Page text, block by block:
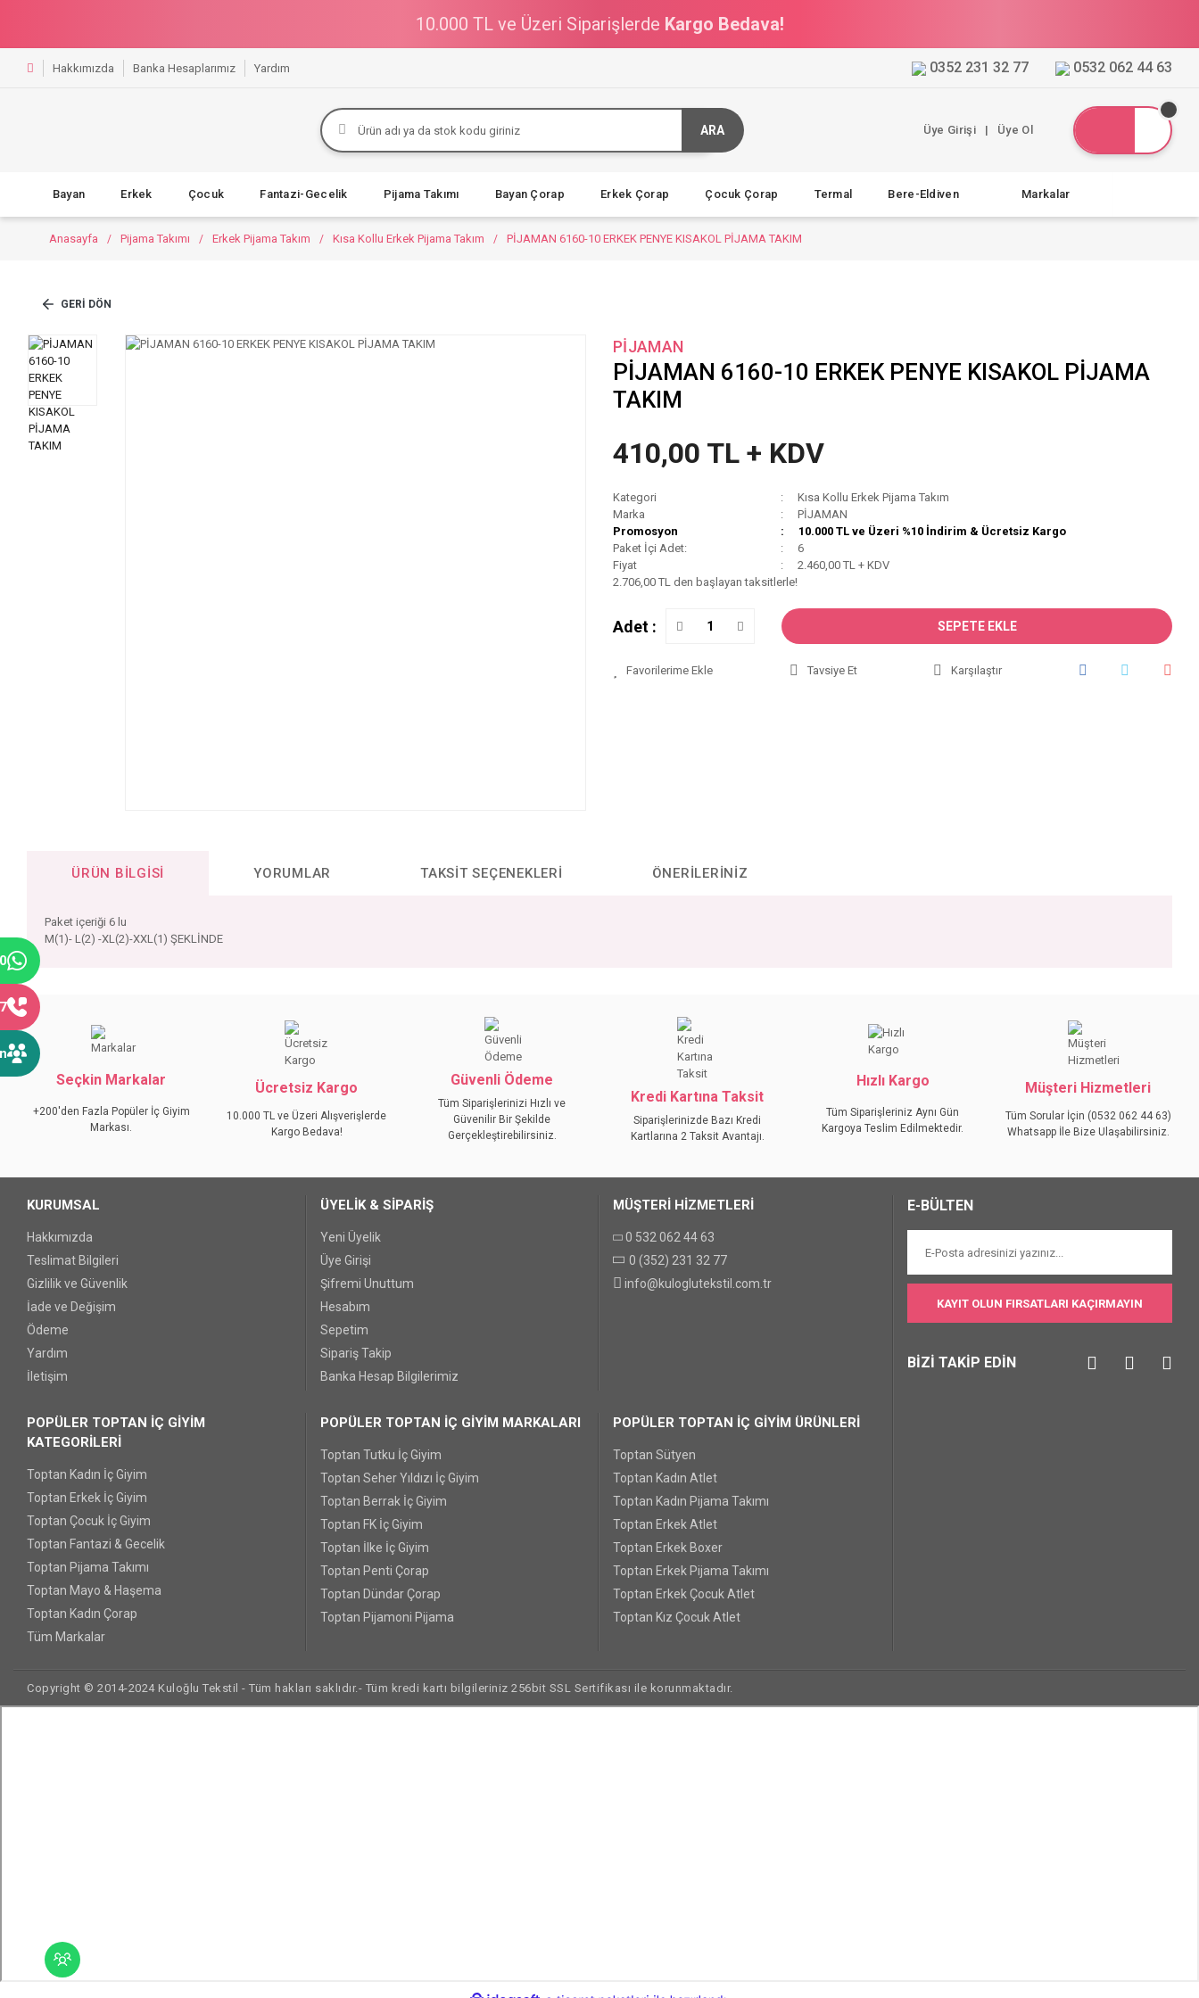
10.000 TL ve Üzeri Siparişlerde Kargo Bedava!
Hakkımızda Banka Hesaplarımız Yardım 0352 231 32 77 0532 062 44 63
ARA Üye Girişi | Üye Ol
Bayan Erkek Çocuk Fantazi-Gecelik Pijama Takımı Bayan Çorap Erkek Çorap Çocuk Çorap Termal Bere-Eldiven Markalar
Anasayfa Pijama Takımı Erkek Pijama Takım Kısa Kollu Erkek Pijama Takım PİJAMAN 6160-10 ERKEK PENYE KISAKOL PİJAMA TAKIM
GERI DÖN
PİJAMAN
PİJAMAN 6160-10 ERKEK PENYE KISAKOL PİJAMA
TAKIM
410,00 TL + KDV
Kategori
Kısa Kollu Erkek Pijama Takım
Marka
PİJAMAN
Promosyon
10.000 TL ve Üzeri %10 İndirim & Ücretsiz Kargo
Paket İçi Adet:
6
Fiyat
2.460,00 TL + KDV
2.706,00 TL den başlayan taksitlerle!
Adet : SEPETE EKLE
Tavsiye Et Karşılaştır
ÜRÜN BILGISI YORUMLAR TAKSIT SEÇENEKLERI ÖNERILERINIZ
Paket içeriği 6 lu
M(1)- L(2) -XL(2)-XXL(1) ŞEKLİNDE
Ürün resmi kalitesiz, bozuk veya görüntülenemiyor.
Ürün açıklamasında eksik bilgiler bulunuyor.
Ürün bilgilerinde hatalar bulunuyor.
Ürün fiyatı diğer sitelerden daha pahalı.
GÖNDER
Seçkin Markalar
+200'den Fazla Popüler İç Giyim
Markası.
Ücretsiz Kargo
10.000 TL ve Üzeri Alışverişlerde
Kargo Bedava!
Güvenli Ödeme
Tüm Siparişlerinizi Hızlı ve
Güvenilir Bir Şekilde
Gerçekleştirebilirsiniz.
Kredi Kartına Taksit
Siparişlerinizde Bazı Kredi
Kartlarına 2 Taksit Avantajı.
Hızlı Kargo
Tüm Siparişleriniz Aynı Gün
Kargoya Teslim Edilmektedir.
Müşteri Hizmetleri
Tüm Sorular İçin (0532 062 44 63)
Whatsapp İle Bize Ulaşabilirsiniz.
KURUMSAL
Hakkımızda
Teslimat Bilgileri
Gizlilik ve Güvenlik
İade ve Değişim
Ödeme
Yardım
İletişim
ÜYELİK & SİPARİŞ
Yeni Üyelik
Üye Girişi
Şifremi Unuttum
Hesabım
Sepetim
Sipariş Takip
Banka Hesap Bilgilerimiz
MÜŞTERİ HİZMETLERİ
0 532 062 44 63
0 (352) 231 32 77
info@kuloglutekstil.com.tr
POPÜLER TOPTAN İÇ GİYİM
KATEGORİLERİ
Toptan Kadın İç Giyim
Toptan Erkek İç Giyim
Toptan Çocuk İç Giyim
Toptan Fantazi & Gecelik
Toptan Pijama Takımı
Toptan Mayo & Haşema
Toptan Kadın Çorap
Tüm Markalar
POPÜLER TOPTAN İÇ GİYİM MARKALARI
Toptan Tutku İç Giyim
Toptan Seher Yıldızı İç Giyim
Toptan Berrak İç Giyim
Toptan FK İç Giyim
Toptan İlke İç Giyim
Toptan Penti Çorap
Toptan Dündar Çorap
Toptan Pijamoni Pijama
POPÜLER TOPTAN İÇ GİYİM ÜRÜNLERİ
Toptan Sütyen
Toptan Kadın Atlet
Toptan Kadın Pijama Takımı
Toptan Erkek Atlet
Toptan Erkek Boxer
Toptan Erkek Pijama Takımı
Toptan Erkek Çocuk Atlet
Toptan Kız Çocuk Atlet
E-BÜLTEN
KAYIT OLUN FIRSATLARI KAÇIRMAYIN
BİZİ TAKİP EDİN
Copyright © 2014-2024 Kuloğlu Tekstil - Tüm hakları saklıdır.- Tüm kredi kartı bilgileriniz 256bit SSL Sertifikası ile korunmaktadır.